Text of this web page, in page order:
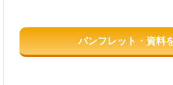
パンフレット・資料